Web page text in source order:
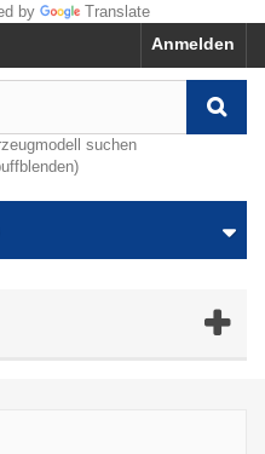
by Translate
Anmelden
suchen